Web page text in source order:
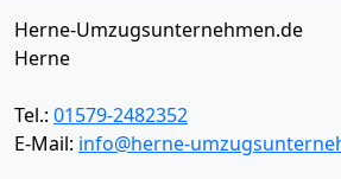
Herne-Umzugsunternehmen.de
Herne
Tel.: 01579-2482352
E-Mail: info@herne-